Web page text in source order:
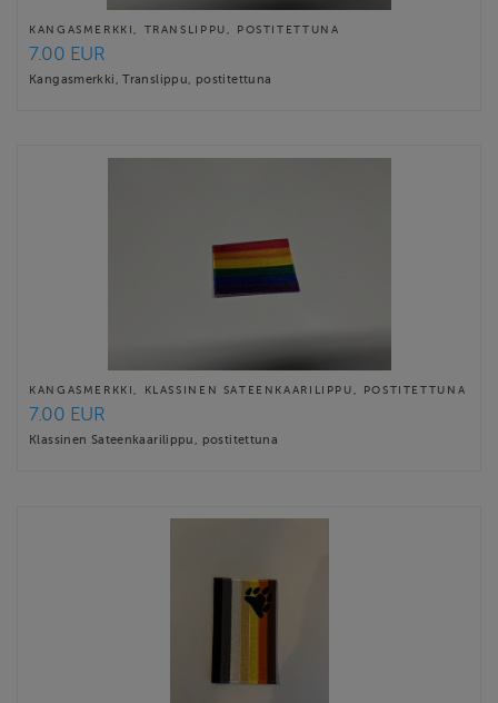
KANGASMERKKI, TRANSLIPPU, POSTITETTUNA
7.00 EUR
Kangasmerkki, Translippu, postitettuna
KANGASMERKKI, KLASSINEN SATEENKAARILIPPU, POSTITETTUNA
7.00 EUR
Klassinen Sateenkaarilippu, postitettuna